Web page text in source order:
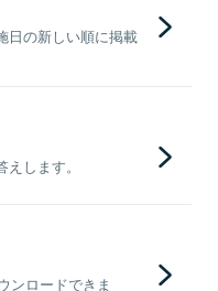
日の新しい順に掲載
します。
ンロードできま